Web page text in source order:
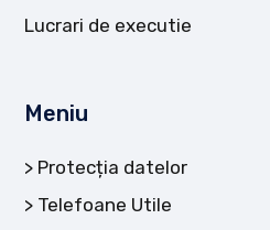
Lucrari de executie
Meniu
Protecția datelor
Telefoane Utile